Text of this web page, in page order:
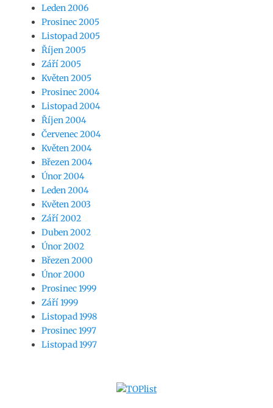
Leden 2006
Prosinec 2005
Listopad 2005
Říjen 2005
Září 2005
Květen 2005
Prosinec 2004
Listopad 2004
Říjen 2004
Červenec 2004
Květen 2004
Březen 2004
Únor 2004
Leden 2004
Květen 2003
Září 2002
Duben 2002
Únor 2002
Březen 2000
Únor 2000
Prosinec 1999
Září 1999
Listopad 1998
Prosinec 1997
Listopad 1997